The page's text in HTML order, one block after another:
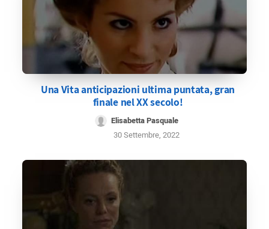
Una Vita anticipazioni ultima puntata, gran
finale nel XX secolo!
Elisabetta Pasquale
30 Settembre, 2022